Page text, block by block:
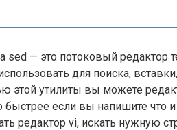
sed — это потоковый редактор
для поиска,
этой утилиты вы можете
быстрее если вы напишите что
редактор vi, искать нужную